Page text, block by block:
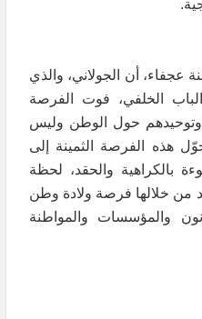
عجفاء، أن الجولاني، والذي
الخلفي، فوت الفرصة
وتوحيدهم حول الوطن وليس
هذه الفرصة الثمينة إلى
بالكراهية والحقد، لحظة
من خلالها فرصة ولادة وطن
والمؤسسات والمواطنة